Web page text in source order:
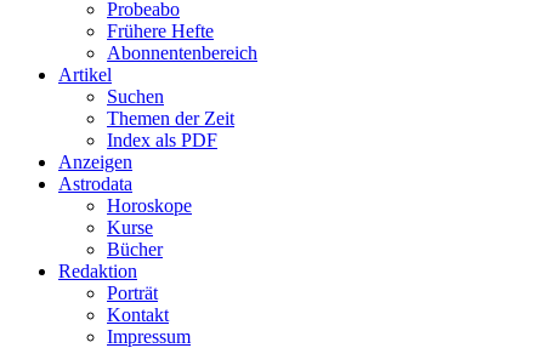
Probeabo
Frühere Hefte
Abonnentenbereich
Artikel
Suchen
Themen der Zeit
Index als PDF
Anzeigen
Astrodata
Horoskope
Kurse
Bücher
Redaktion
Porträt
Kontakt
Impressum